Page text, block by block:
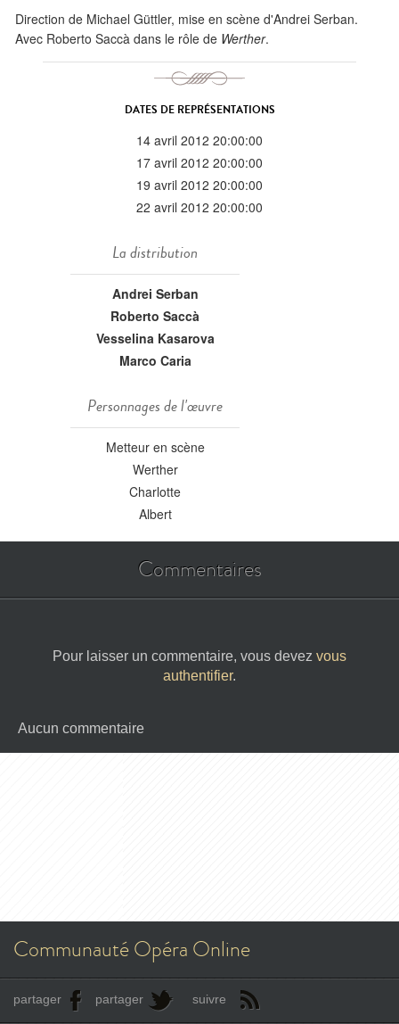
Direction de Michael Güttler, mise en scène d'Andrei Serban.
Avec Roberto Saccà dans le rôle de Werther.
DATES DE REPRÉSENTATIONS
14 avril 2012 20:00:00
17 avril 2012 20:00:00
19 avril 2012 20:00:00
22 avril 2012 20:00:00
La distribution
Andrei Serban
Roberto Saccà
Vesselina Kasarova
Marco Caria
Personnages de l'œuvre
Metteur en scène
Werther
Charlotte
Albert
Commentaires
Pour laisser un commentaire, vous devez vous
authentifier.
Aucun commentaire
Communauté Opéra Online
partager partager suivre